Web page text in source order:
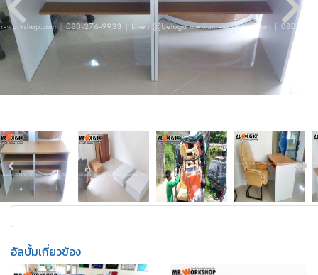
อัลบั้มเกี่ยวข้อง